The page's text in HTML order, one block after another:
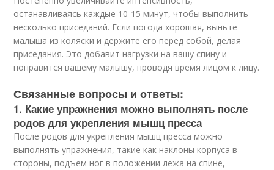
останавливаясь каждые 10-15 минут, чтобы выполнить
несколько приседаний. Если погода хорошая, выньте
малыша из коляски и держите его перед собой, делая
приседания. Это добавит нагрузки на вашу спину и
понравится вашему малышу, проводя время лицом к лицу.
Связанные вопросы и ответы:
1. Какие упражнения можно выполнять после
родов для укрепления мышц пресса
После родов для укрепления мышц пресса можно
выполнять упражнения, такие как наклоны корпуса в
стороны, подъем ног в положении лежа на спине,